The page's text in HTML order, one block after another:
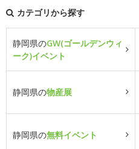
カテゴリから探す
静岡県のGW(ゴールデンウィ
ーク)イベント
静岡県の物産展
静岡県の無料イベント